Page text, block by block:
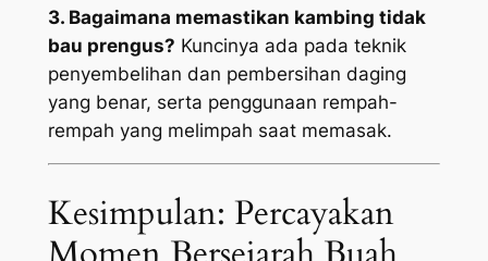
3. Bagaimana memastikan kambing tidak
bau prengus? Kuncinya ada pada teknik
penyembelihan dan pembersihan daging
yang benar, serta penggunaan rempah-
rempah yang melimpah saat memasak.
Kesimpulan: Percayakan